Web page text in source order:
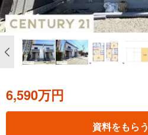
6,590万円
資料をもらう